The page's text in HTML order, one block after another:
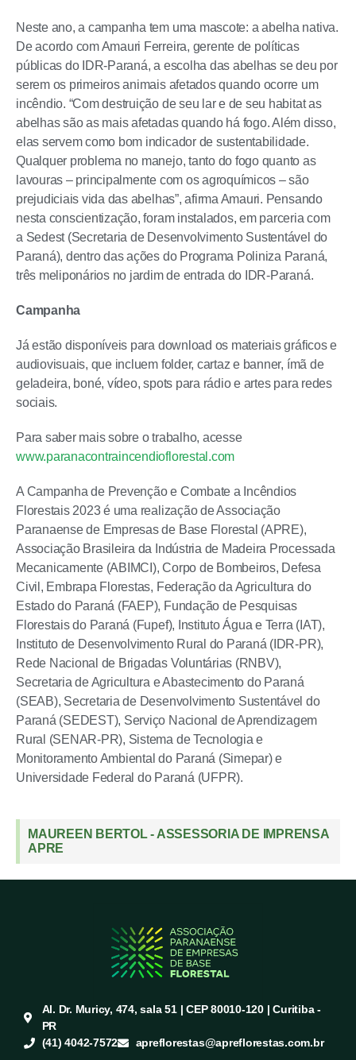
Neste ano, a campanha tem uma mascote: a abelha nativa.
De acordo com Amauri Ferreira, gerente de políticas
públicas do IDR-Paraná, a escolha das abelhas se deu por
serem os primeiros animais afetados quando ocorre um
incêndio. “Com destruição de seu lar e de seu habitat as
abelhas são as mais afetadas quando há fogo. Além disso,
elas servem como bom indicador de sustentabilidade.
Qualquer problema no manejo, tanto do fogo quanto as
lavouras – principalmente com os agroquímicos – são
prejudiciais vida das abelhas”, afirma Amauri. Pensando
nesta conscientização, foram instalados, em parceria com
a Sedest (Secretaria de Desenvolvimento Sustentável do
Paraná), dentro das ações do Programa Poliniza Paraná,
três meliponários no jardim de entrada do IDR-Paraná.
Campanha
Já estão disponíveis para download os materiais gráficos e
audiovisuais, que incluem folder, cartaz e banner, ímã de
geladeira, boné, vídeo, spots para rádio e artes para redes
sociais.
Para saber mais sobre o trabalho, acesse
www.paranacontraincendioflorestal.com
A Campanha de Prevenção e Combate a Incêndios
Florestais 2023 é uma realização de Associação
Paranaense de Empresas de Base Florestal (APRE),
Associação Brasileira da Indústria de Madeira Processada
Mecanicamente (ABIMCI), Corpo de Bombeiros, Defesa
Civil, Embrapa Florestas, Federação da Agricultura do
Estado do Paraná (FAEP), Fundação de Pesquisas
Florestais do Paraná (Fupef), Instituto Água e Terra (IAT),
Instituto de Desenvolvimento Rural do Paraná (IDR-PR),
Rede Nacional de Brigadas Voluntárias (RNBV),
Secretaria de Agricultura e Abastecimento do Paraná
(SEAB), Secretaria de Desenvolvimento Sustentável do
Paraná (SEDEST), Serviço Nacional de Aprendizagem
Rural (SENAR-PR), Sistema de Tecnologia e
Monitoramento Ambiental do Paraná (Simepar) e
Universidade Federal do Paraná (UFPR).
MAUREEN BERTOL - ASSESSORIA DE IMPRENSA
APRE
Al. Dr. Muricy, 474, sala 51 | CEP 80010-120 | Curitiba -
PR
(41) 4042-7572
apreflorestas@apreflorestas.com.br